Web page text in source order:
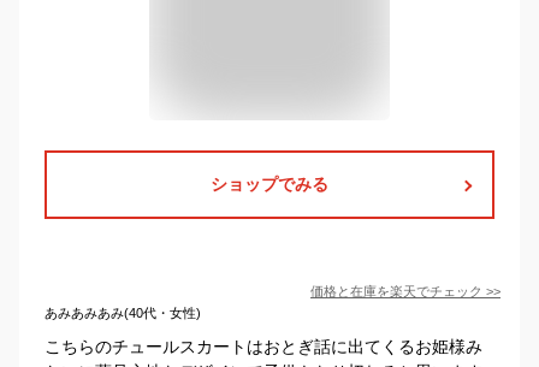
ショップでみる
価格と在庫を楽天でチェック >>
あみあみあみ(40代・女性)
こちらのチュールスカートはおとぎ話に出てくるお姫様み